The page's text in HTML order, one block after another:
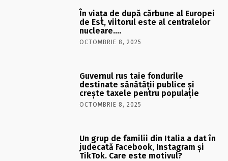
În viaţa de după cărbune al Europei
de Est, viitorul este al centralelor
nucleare….
OCTOMBRIE 8, 2025
Guvernul rus taie fondurile
destinate sănătății publice și
crește taxele pentru populație
OCTOMBRIE 8, 2025
Un grup de familii din Italia a dat în
judecată Facebook, Instagram și
TikTok. Care este motivul?